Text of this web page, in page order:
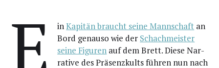
E inKapi­tän braucht sei­ne Mann­schaft an
Bord genau­so wie der Schach­meis­ter
sei­ne Figu­ren auf dem Brett. Die­se Nar­
ra­ti­ve des Prä­senz­kults füh­ren nun nach